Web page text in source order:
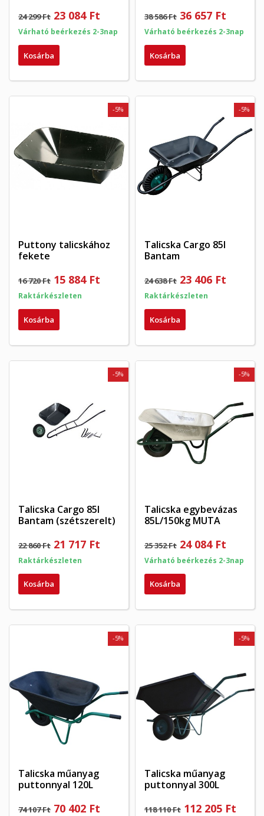
24 299 Ft 23 084 Ft
Várható beérkezés 2-3nap
Kosárba
38 586 Ft 36 657 Ft
Várható beérkezés 2-3nap
Kosárba
Puttony talicskához
fekete
16 720 Ft
-5%
15 884 Ft
Raktárkészleten
Kosárba
Talicska Cargo 85l
Bantam
24 638 Ft
-5%
23 406 Ft
Raktárkészleten
Kosárba
Talicska Cargo 85l
Bantam (szétszerelt)
22 860 Ft
-5%
21 717 Ft
Raktárkészleten
Kosárba
Talicska egybevázas
85L/150kg MUTA
25 352 Ft
-5%
24 084 Ft
Várható beérkezés 2-3nap
Kosárba
Talicska műanyag
puttonnyal 120L
74 107 Ft
-5%
70 402 Ft
Talicska műanyag
puttonnyal 300L
118 110 Ft
-5%
112 205 Ft
My wishlists
((modalTitle)) ×
Kívánságlista létrehozása ×
Kívánságlista neve
Bejelentkezés ×
Be kell jelentkezned a termékek kívánságlistába történő